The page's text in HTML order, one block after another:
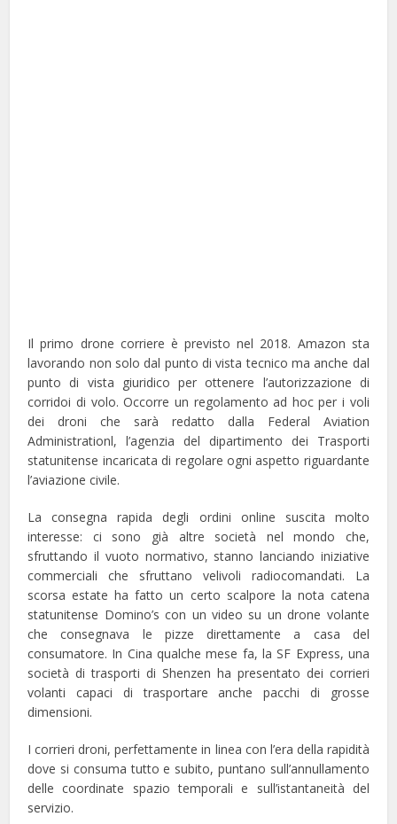
Il primo drone corriere è previsto nel 2018. Amazon sta
lavorando non solo dal punto di vista tecnico ma anche dal
punto di vista giuridico per ottenere l’autorizzazione di
corridoi di volo. Occorre un regolamento ad hoc per i voli
dei droni che sarà redatto dalla Federal Aviation
Administrationl, l’agenzia del dipartimento dei Trasporti
statunitense incaricata di regolare ogni aspetto riguardante
l’aviazione civile.
La consegna rapida degli ordini online suscita molto
interesse: ci sono già altre società nel mondo che,
sfruttando il vuoto normativo, stanno lanciando iniziative
commerciali che sfruttano velivoli radiocomandati. La
scorsa estate ha fatto un certo scalpore la nota catena
statunitense Domino’s con un video su un drone volante
che consegnava le pizze direttamente a casa del
consumatore. In Cina qualche mese fa, la SF Express, una
società di trasporti di Shenzen ha presentato dei corrieri
volanti capaci di trasportare anche pacchi di grosse
dimensioni.
I corrieri droni, perfettamente in linea con l’era della rapidità
dove si consuma tutto e subito, puntano sull’annullamento
delle coordinate spazio temporali e sull’istantaneità del
servizio.